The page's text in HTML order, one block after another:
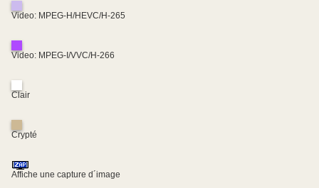
Video: MPEG-H/HEVC/H-265
Video: MPEG-I/VVC/H-266
Clair
Crypté
Affiche une capture d´image